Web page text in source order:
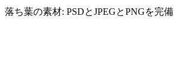
落ち葉の素材: PSDとJPEGとPNGを完備